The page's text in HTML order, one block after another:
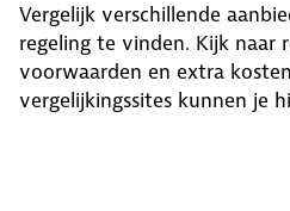
Vergelijk verschillende
regeling te vinden. Kijk naar
voorwaarden en extra
vergelijkingssites kunnen je